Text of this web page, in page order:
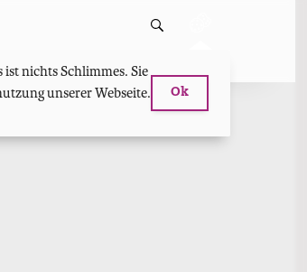
ist nichts Schlimmes. Sie
unserer Webseite.
Ok